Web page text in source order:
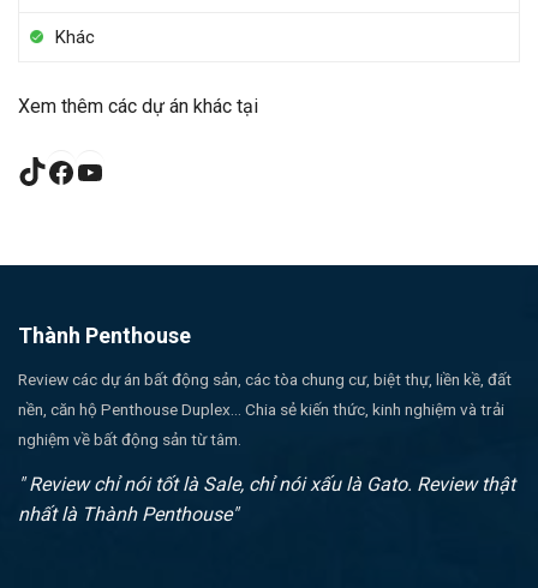
Khác
Xem thêm các dự án khác tại
TikTok
Facebook
Thành Penthouse
Review các dự án bất động sản, các tòa chung cư, biệt thự, liền kề, đất
nền, căn hộ Penthouse Duplex... Chia sẻ kiến thức, kinh nghiệm và trải
nghiệm về bất động sản từ tâm.
" Review chỉ nói tốt là Sale, chỉ nói xấu là Gato. Review thật
nhất là Thành Penthouse"